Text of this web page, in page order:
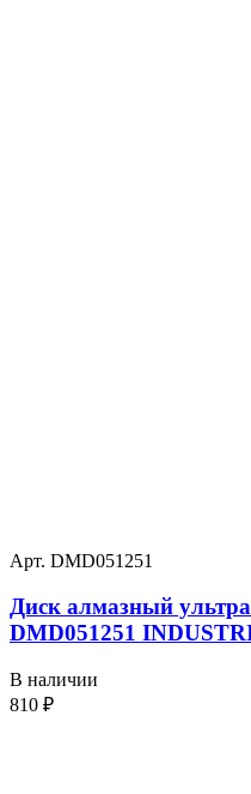
Арт. DMD051251
Диск алмазный
DMD051251
В наличии
810 ₽